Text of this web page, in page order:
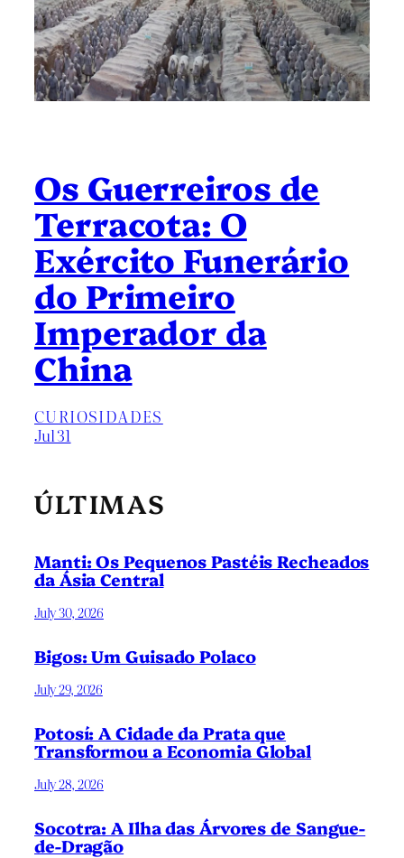
Os Guerreiros de
Terracota: O
Exército Funerário
do Primeiro
Imperador da
China
CURIOSIDADES
Jul 31
ÚLTIMAS
Manti: Os Pequenos Pastéis Recheados
da Ásia Central
July 30, 2026
Bigos: Um Guisado Polaco
July 29, 2026
Potosí: A Cidade da Prata que
Transformou a Economia Global
July 28, 2026
Socotra: A Ilha das Árvores de Sangue-
de-Dragão